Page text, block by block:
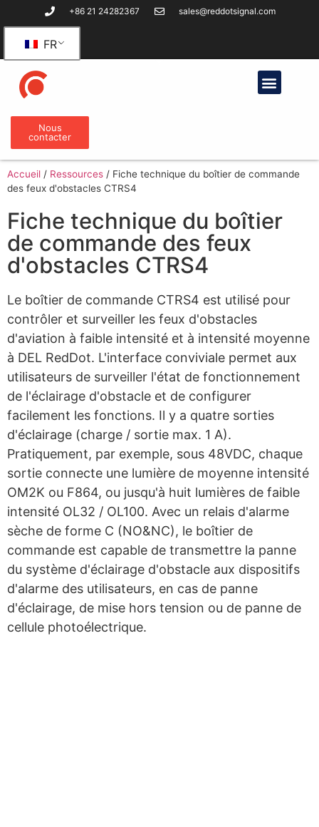
+86 21 24282367 sales@reddotsignal.com
FR
Nous
contacter
Accueil / Ressources / Fiche technique du boîtier de commande
des feux d'obstacles CTRS4
Fiche technique du boîtier
de commande des feux
d'obstacles CTRS4
Le boîtier de commande CTRS4 est utilisé pour
contrôler et surveiller les feux d'obstacles
d'aviation à faible intensité et à intensité moyenne
à DEL RedDot. L'interface conviviale permet aux
utilisateurs de surveiller l'état de fonctionnement
de l'éclairage d'obstacle et de configurer
facilement les fonctions. Il y a quatre sorties
d'éclairage (charge / sortie max. 1 A).
Pratiquement, par exemple, sous 48VDC, chaque
sortie connecte une lumière de moyenne intensité
OM2K ou F864, ou jusqu'à huit lumières de faible
intensité OL32 / OL100. Avec un relais d'alarme
sèche de forme C (NO&NC), le boîtier de
commande est capable de transmettre la panne
du système d'éclairage d'obstacle aux dispositifs
d'alarme des utilisateurs, en cas de panne
d'éclairage, de mise hors tension ou de panne de
cellule photoélectrique.